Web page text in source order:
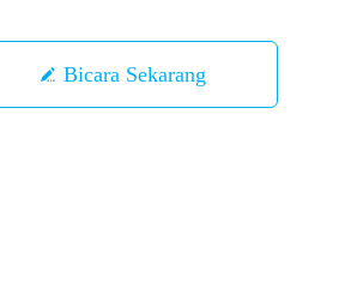
Bicara Sekarang